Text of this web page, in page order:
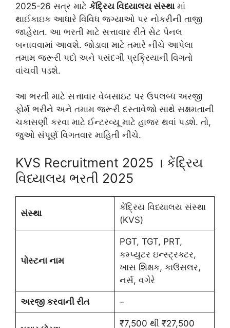
2025-26 સત્ર માટે કેંદ્રિય વિધ્યાલય સંસ્થામાં
થાઈકાઇક આધારે વિવિધ જગ્યાઓ પર નોકરીની તાજી
જાહેરાત. આ ભરતી માટે સત્તાવાર રીતે સેટ પેનલ
બનાવવામાં આવશે. જોડાવા માટે તમારે નીચે આપેલા
તમામ જરૂરી પદો અને પસંદગી પ્રક્રિયાની વિગતો
વાંચવી પડશે.
આ ભરતી માટે સત્તાવાર વેબસાઇટ પર ઉપલબ્ધ અરજી
ફોર્મ ભરીને અને તમામ જરૂરી દસ્તાવેજો સાથે સક્ષમતાની
ચકાસણી કરવા માટે ઈન્ટરવ્યૂ માટે હાજર થવાં પડશે. તો,
જુઓ સંપૂર્ણ વિગતવાર માહિતી નીચે.
KVS Recruitment 2025 । કેંદ્રિય
વિધ્યાલય ભરતી 2025
સંસ્થા
કેંદ્રિય વિધ્યાલય સંસ્થા
(KVS)
પોસ્ટના નામ
PGT, TGT, PRT,
કમ્પ્યુટર ઇન્સ્ટ્રક્ટર,
ખાસ શિક્ષક, કાઉંસલર,
નર્સ, વગેરે
અરજી કરવાની રીત –
₹7,500 થી ₹27,500